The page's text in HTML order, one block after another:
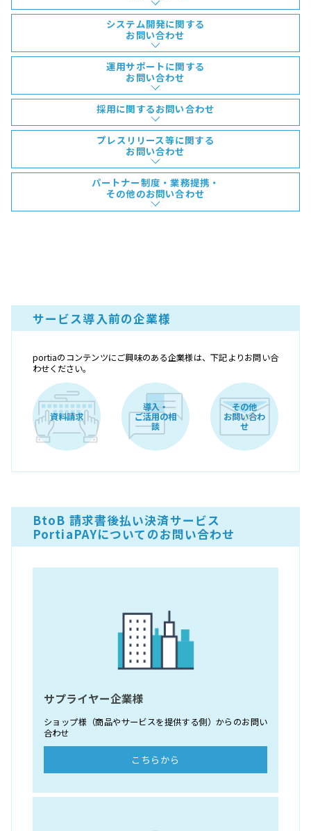
システム開発に関する
お問い合わせ
運用サポートに関する
お問い合わせ
採用に関するお問い合わせ
プレスリリース等に関する
お問い合わせ
パートナー制度・業務提携・
その他のお問い合わせ
サービス導入前の企業様
portiaのコンテンツにご興味のある企業様は、下記よりお問い合
わせください。
資料請求
導入・
ご活用の相
談
その他
お問い合わ
せ
BtoB 請求書後払い決済サービス
PortiaPAYについてのお問い合わせ
サプライヤー企業様
ショップ様（商品やサービスを提供する側）からのお問い
合わせ
こちらから